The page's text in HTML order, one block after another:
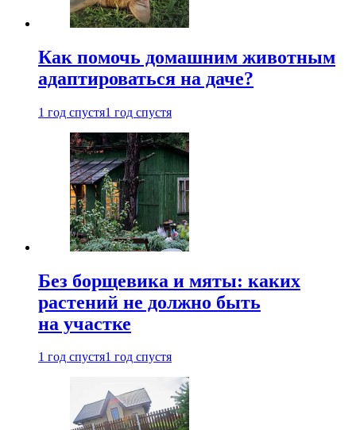
Как помочь домашним животным
адаптироваться на даче?
1 год спустя1 год спустя
Без борщевика и мяты: каких
растений не должно быть
на участке
1 год спустя1 год спустя